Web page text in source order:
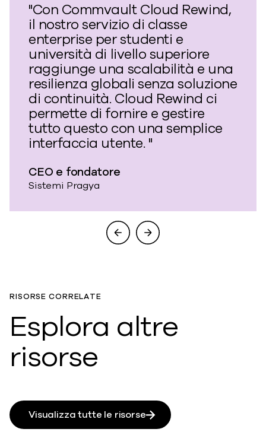
"Con Commvault Cloud Rewind,
il nostro servizio di classe
enterprise per studenti e
università di livello superiore
raggiunge una scalabilità e una
resilienza globali senza soluzione
di continuità. Cloud Rewind ci
permette di fornire e gestire
tutto questo con una semplice
interfaccia utente. "
CEO e fondatore
Sistemi Pragya
RISORSE CORRELATE
Esplora altre
risorse
Visualizza tutte le risorse